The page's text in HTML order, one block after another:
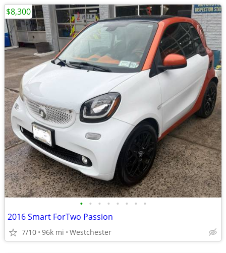
• • • • • • • •
2016 Smart ForTwo Passion
7/10 96k mi Westchester
$8,300